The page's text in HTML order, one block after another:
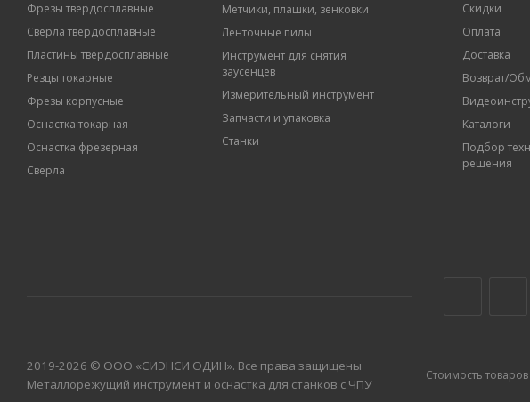
Фрезы твердосплавные
Сверла твердосплавные
Пластины твердосплавные
Резцы токарные
Фрезы корпусные
Оснастка токарная
Оснастка фрезерная
Сверла
Метчики, плашки, зенковки
Ленточные пилы
Инструмент для снятия
заусенцев
Измерительный инструмент
Запчасти и упаковка
Станки
Скидки
Оплата
Доставка
Возврат/
Каталоги
Подбор
решения
2019-2026 © ООО «СИЭНСИ ОДИН». Все права защищены
Металлорежущий инструмент и оснастка для станков с ЧПУ
Стоимость